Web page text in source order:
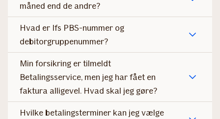
måned end de andre?
Hvad er Ifs PBS-nummer og
debitorgruppenummer?
Min forsikring er tilmeldt
Betalingsservice, men jeg har fået en
faktura alligevel. Hvad skal jeg gøre?
Hvilke betalingsterminer kan jeg vælge